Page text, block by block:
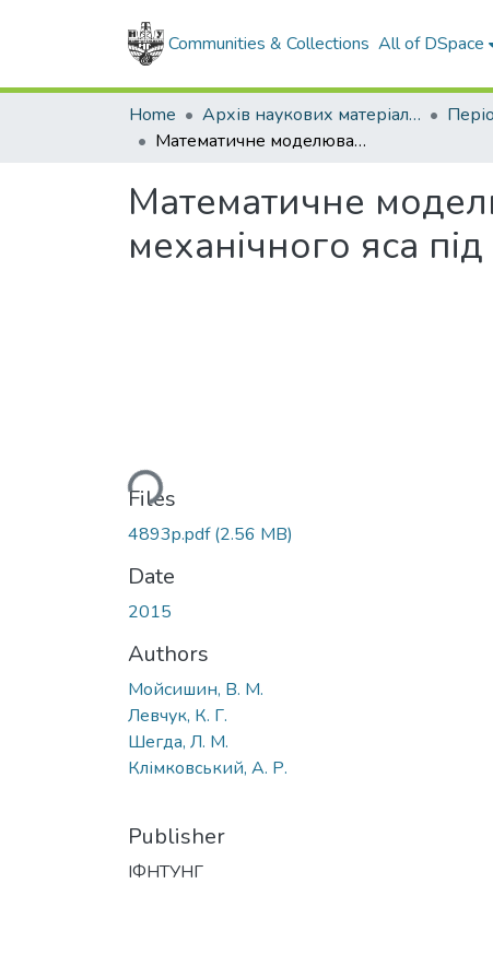
Communities & Collections All of DSpace
Home Архів наукових матеріалів
Математичне моделювання та параметричні дослідження роботи механічного яса під час ліквідації прихоплень бурильної колони
Математичне
механічного яса
Loading...
Files
4893p.pdf(2.56 MB)
Date
2015
Authors
Мойсишин, В. М.
Левчук, К. Г.
Шегда, Л. М.
Клімковський, А. Р.
Publisher
ІФНТУНГ